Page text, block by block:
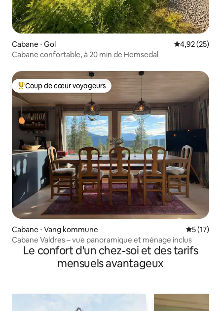
Cabane ⋅ Gol Évaluation
4,92 (25)
Cabane confortable, à 20 min de Hemsedal
Coups de cœur voyageurs les plus appréciés
Coup de cœur voyageurs
Cabane ⋅ Vang kommune
5 (17)
Cabane Valdres – vue panoramique et ménage inclus
Le confort d'un chez-soi et des tarifs
mensuels avantageux